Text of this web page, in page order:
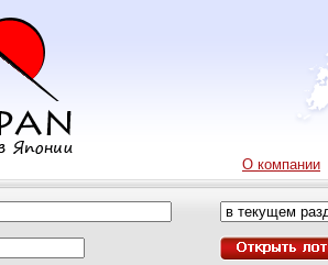
О компании